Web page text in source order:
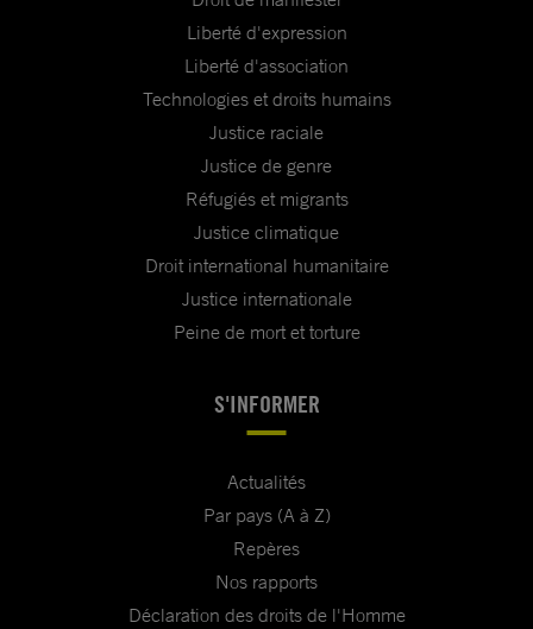
Liberté d'expression
Liberté d'association
Technologies et droits humains
Justice raciale
Justice de genre
Réfugiés et migrants
Justice climatique
Droit international humanitaire
Justice internationale
Peine de mort et torture
S'INFORMER
Actualités
Par pays (A à Z)
Repères
Nos rapports
Déclaration des droits de l'Homme